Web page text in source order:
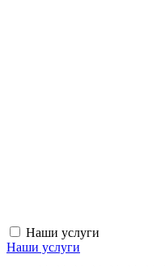
Наши услуги
Наши услуги